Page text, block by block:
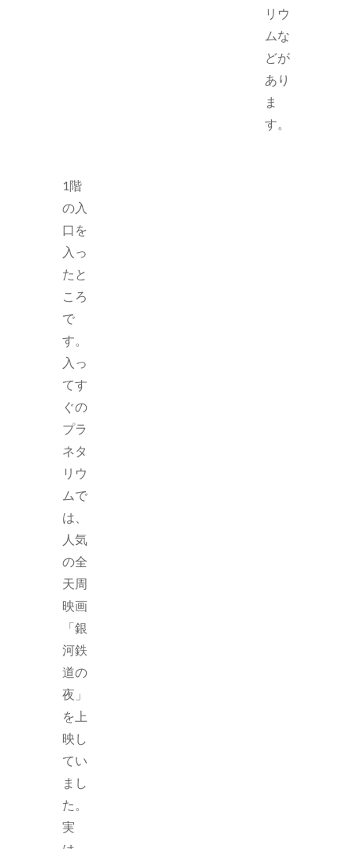
リウ
ムな
どが
あり
ま
す。
1階
の入
口を
入っ
たと
ころ
で
す。
入っ
てす
ぐの
プラ
ネタ
リウ
ムで
は、
人気
の全
天周
映画
「銀
河鉄
道の
夜」
を上
映し
てい
まし
た。
実